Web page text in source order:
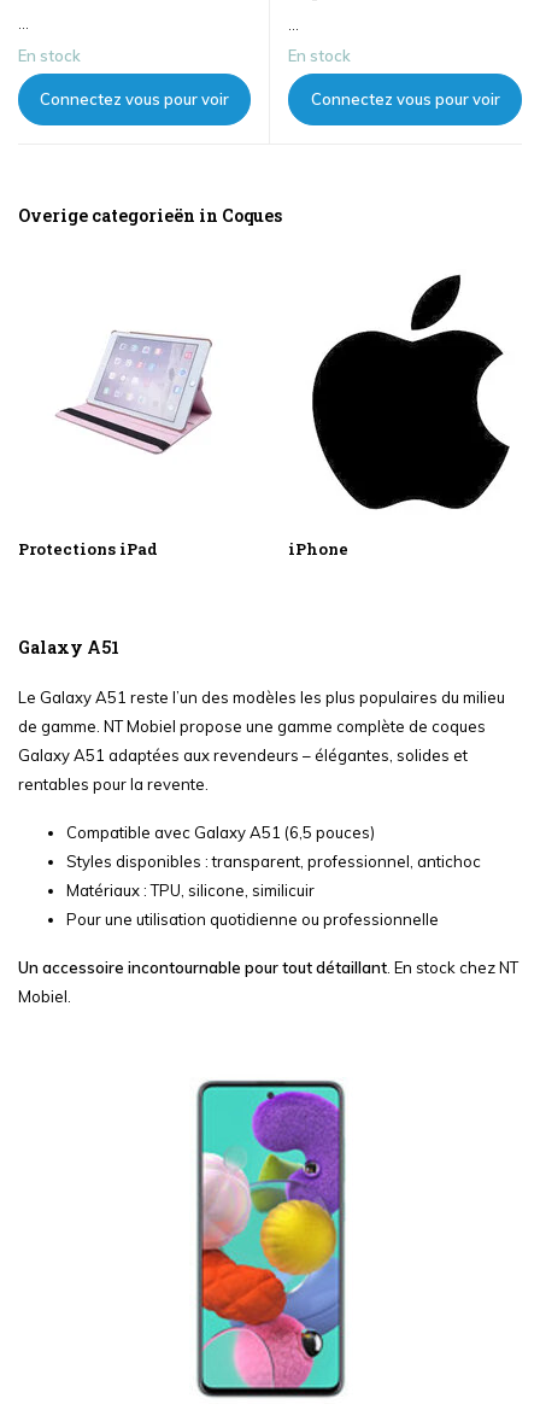
En stock
Connectez vous pour voir
En stock
Connectez vous pour voir
Overige categorieën in Coques
Protections iPad iPhone
Galaxy A51
Le Galaxy A51 reste l’un des modèles les plus populaires du milieu
de gamme. NT Mobiel propose une gamme complète de coques
Galaxy A51 adaptées aux revendeurs – élégantes, solides et
rentables pour la revente.
Compatible avec Galaxy A51 (6,5 pouces)
Styles disponibles : transparent, professionnel, antichoc
Matériaux : TPU, silicone, similicuir
Pour une utilisation quotidienne ou professionnelle
Un accessoire incontournable pour tout détaillant . En stock chez NT
Mobiel.